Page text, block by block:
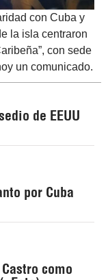
con Cuba y
la isla centraron
con sede
un comunicado.
de EEUU
por Cuba
como